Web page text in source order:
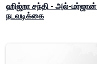
ஹிஜ்றா சந்தி - அல்-
நடவடிக்கை